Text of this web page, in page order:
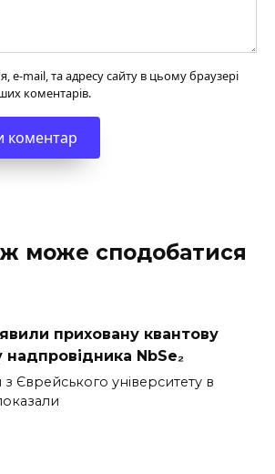
e-mail, та адресу сайту в цьому браузері
коментарів.
може сподобатися
приховану квантову
надпровідника NbSe₂
Єврейського університету в